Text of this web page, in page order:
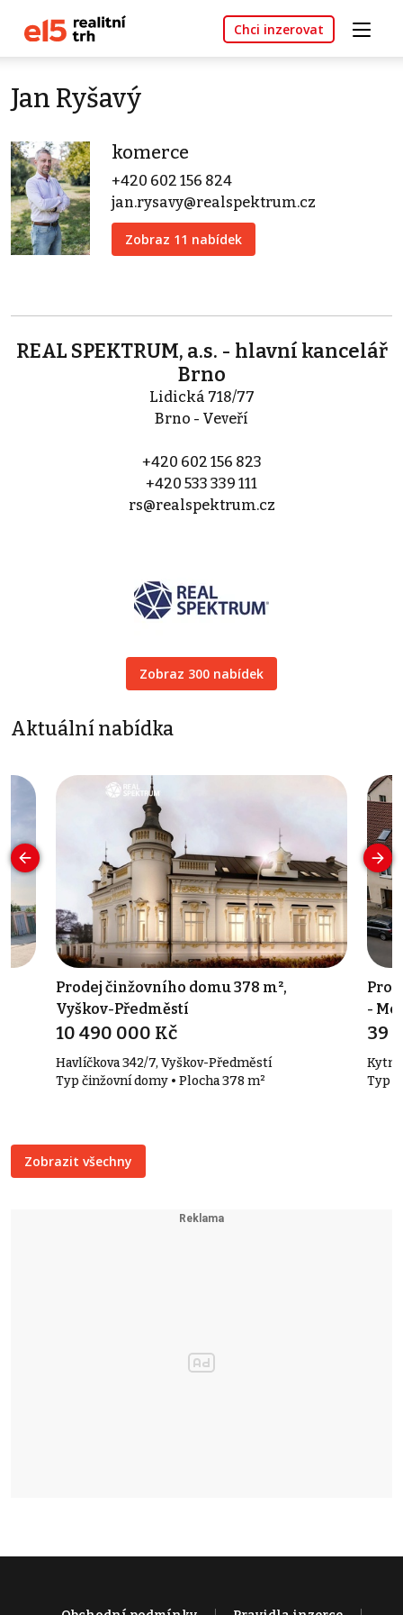
Chci inzerovat
Jan Ryšavý
komerce
+420 602 156 824
jan.rysavy@realspektrum.cz
Zobraz 11 nabídek
REAL SPEKTRUM, a.s. - hlavní kancelář
Brno
Lidická 718/77
Brno - Veveří
+420 602 156 823
+420 533 339 111
rs@realspektrum.cz
Zobraz 300 nabídek
Aktuální nabídka
Prodej činžovního domu 378 m²,
Vyškov-Předměstí
10 490 000 Kč
Havlíčkova 342/7, Vyškov-Předměstí
Typ činžovní domy • Plocha 378 m²
-
39
Typ
Zobrazit všechny